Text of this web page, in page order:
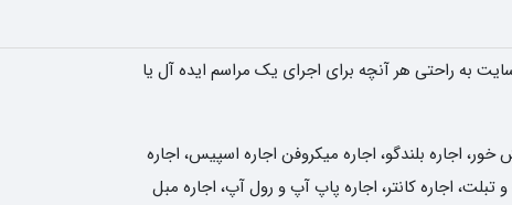
به راحتی هر آنچه برای اجرای یک مراسم ایده آل یا
اجاره بلندگو، اجاره میکروفن اجاره اسپیس، اجاره
اجاره کانتر، اجاره پاپ آپ و رول آپ، اجاره مبل